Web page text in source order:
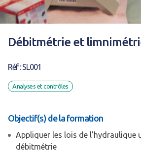
Débitmétrie et
Réf : SL001
Analyses et contrôles
Objectif(s) de la formation
Appliquer les lois de l'hydraulique
débitmétrie